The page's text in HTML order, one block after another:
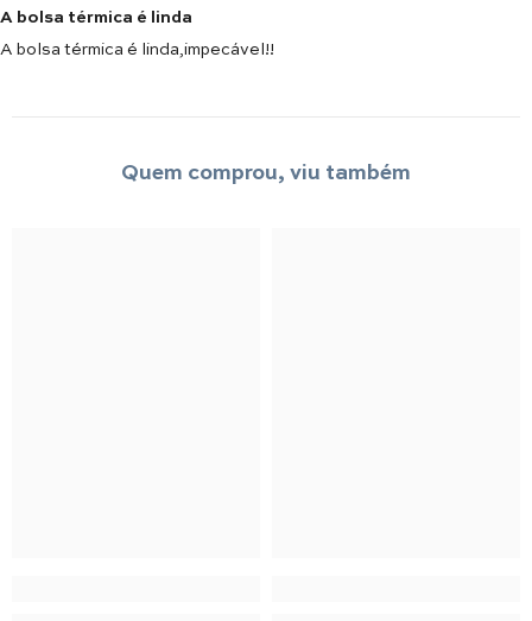
A bolsa térmica é linda
A bolsa térmica é linda,impecável!!
Quem comprou, viu também